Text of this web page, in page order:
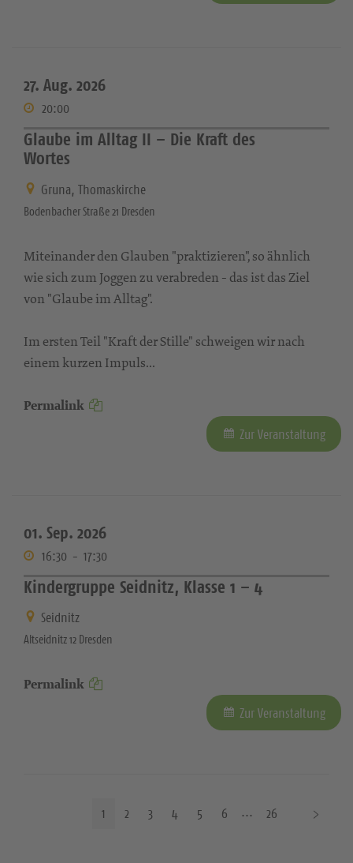
27. Aug. 2026
20:00
Glaube im Alltag II – Die Kraft des
Wortes
Gruna, Thomaskirche
Bodenbacher Straße 21 Dresden
Miteinander den Glauben "praktizieren", so ähnlich
wie sich zum Joggen zu verabreden - das ist das Ziel
von "Glaube im Alltag".
Im ersten Teil "Kraft der Stille" schweigen wir nach
einem kurzen Impuls...
Permalink
Zur Veranstaltung
01. Sep. 2026
16:30 - 17:30
Kindergruppe Seidnitz, Klasse 1 – 4
Seidnitz
Altseidnitz 12 Dresden
Permalink
Zur Veranstaltung
1 2 3 4 5 6 26
N